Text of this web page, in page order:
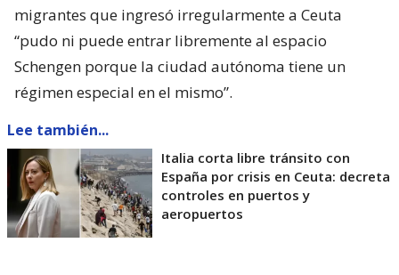
migrantes que ingresó irregularmente a Ceuta
“pudo ni puede entrar libremente al espacio
Schengen porque la ciudad autónoma tiene un
régimen especial en el mismo”.
Lee también...
Italia corta libre tránsito con
España por crisis en Ceuta: decreta
controles en puertos y
aeropuertos